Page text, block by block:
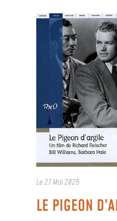
Le27 Mai 2025
LE PIGEON